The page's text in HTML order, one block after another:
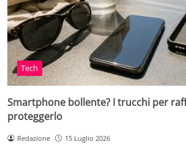
Tech
Smartphone bollente? I trucchi per
proteggerlo
Redazione 15 Luglio 2026